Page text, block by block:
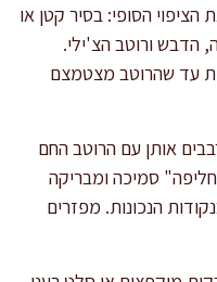
הציפוי הסופי: בסיר קטן או
הדבש ורוטב הצ'ילי.
על אש בינונית 3–4 דקות עד שהרוטב מצטמצם
אותן עם הרוטב החם
סמיכה ומבריקה
הנכונות. מפזרים